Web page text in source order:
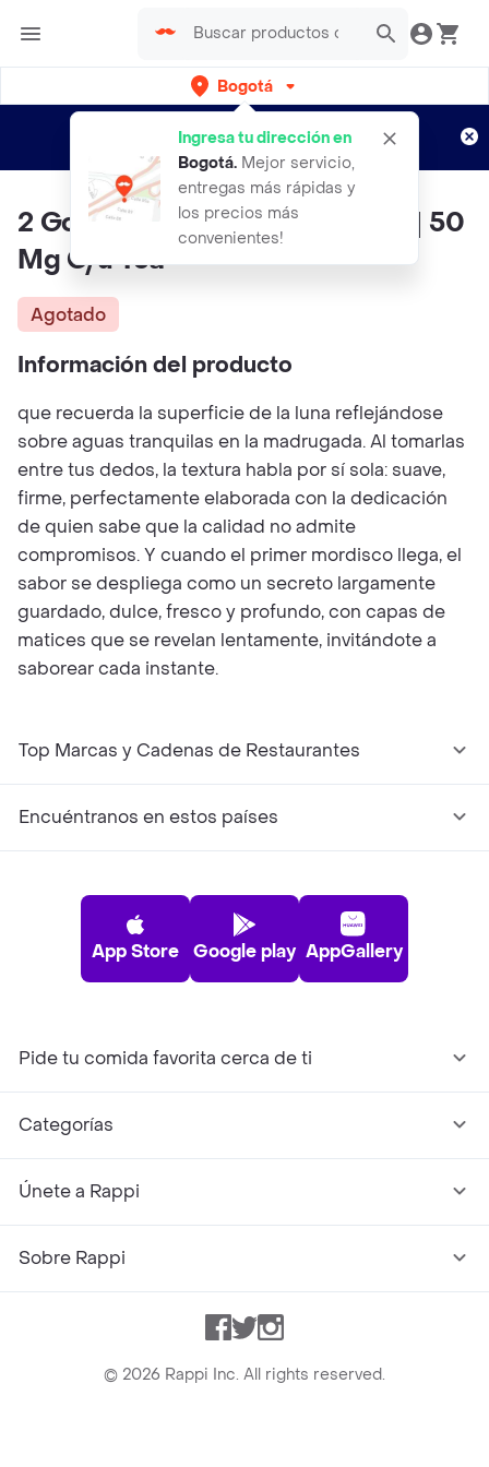
Bogotá
Ingresa tu dirección en
Bogotá. Mejor servicio,
entregas más rápidas y
los precios más
convenientes!
envíos gratis por semanas
Aplican TyC
2 Gomitas Magicas Blue Moon | 50
Mg C/u Tca
Agotado
Información del producto
que recuerda la superficie de la luna reflejándose
sobre aguas tranquilas en la madrugada. Al tomarlas
entre tus dedos, la textura habla por sí sola: suave,
firme, perfectamente elaborada con la dedicación
de quien sabe que la calidad no admite
compromisos. Y cuando el primer mordisco llega, el
sabor se despliega como un secreto largamente
guardado, dulce, fresco y profundo, con capas de
matices que se revelan lentamente, invitándote a
saborear cada instante.
Top Marcas y Cadenas de Restaurantes
Encuéntranos en estos países
App Store Google play AppGallery
Pide tu comida favorita cerca de ti
Categorías
Únete a Rappi
Sobre Rappi
Facebook
TwitterInstagram
© 2026 Rappi Inc. All rights reserved.